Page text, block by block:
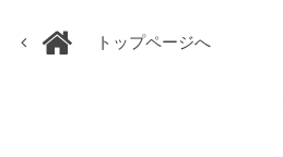
トップページへ